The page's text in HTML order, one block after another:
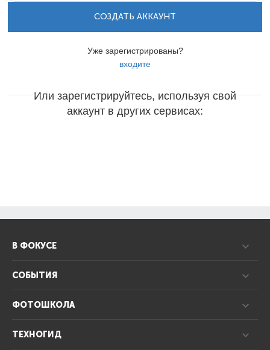
СОЗДАТЬ АККАУНТ
Уже зарегистрированы?
входите
Или зарегистрируйтесь, используя свой
аккаунт в других сервисах:
В ФОКУСЕ
СОБЫТИЯ
ФОТОШКОЛА
ТЕХНОГИД